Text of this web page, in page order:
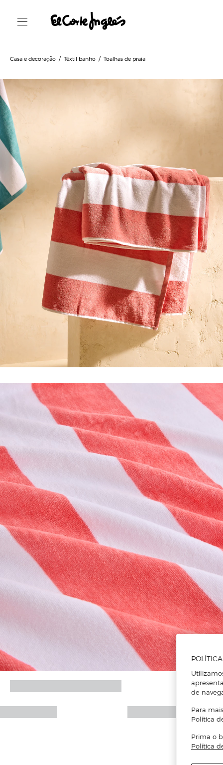
Casa e decoração Têxtil banho Toalhas de praia
de
Para
Política
Prima o
Política